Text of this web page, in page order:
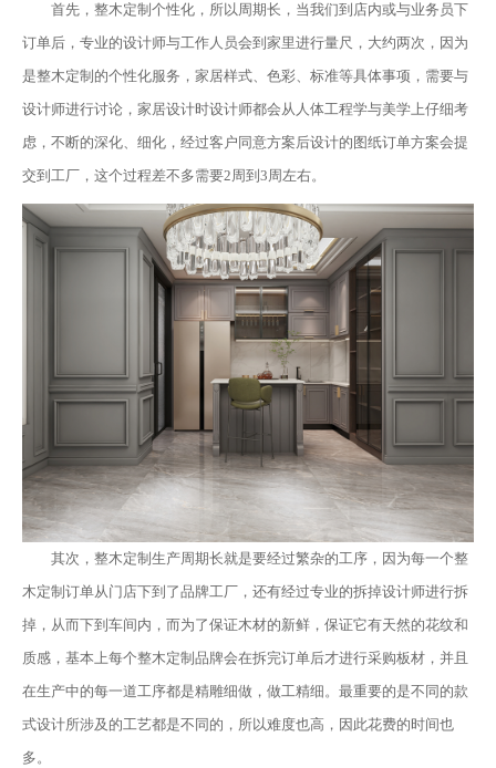
首先，整木定制个性化，所以周期长，当我们到店内或与业务员下
订单后，专业的设计师与工作人员会到家里进行量尺，大约两次，因为
是整木定制的个性化服务，家居样式、色彩、标准等具体事项，需要与
设计师进行讨论，家居设计时设计师都会从人体工程学与美学上仔细考
虑，不断的深化、细化，经过客户同意方案后设计的图纸订单方案会提
交到工厂，这个过程差不多需要2周到3周左右。
其次，整木定制生产周期长就是要经过繁杂的工序，因为每一个整
木定制订单从门店下到了品牌工厂，还有经过专业的拆掉设计师进行拆
掉，从而下到车间内，而为了保证木材的新鲜，保证它有天然的花纹和
质感，基本上每个整木定制品牌会在拆完订单后才进行采购板材，并且
在生产中的每一道工序都是精雕细做，做工精细。最重要的是不同的款
式设计所涉及的工艺都是不同的，所以难度也高，因此花费的时间也
多。